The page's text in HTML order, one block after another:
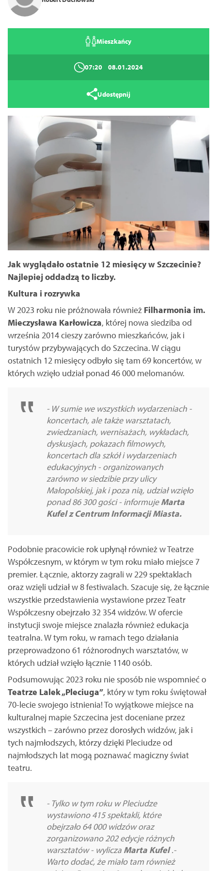
14
Zamknij
Mieszkańcy
07:20 08.01.2024
Udostępnij
Jak wyglądało ostatnie 12 miesięcy w Szczecinie?
Najlepiej oddadzą to liczby.
Kultura i rozrywka
W 2023 roku nie próżnowała również Filharmonia im.
Mieczysława Karłowicza, której nowa siedziba od
września 2014 cieszy zarówno mieszkańców, jak i
turystów przybywających do Szczecina. W ciągu
ostatnich 12 miesięcy odbyło się tam 69 koncertów, w
których wzięło udział ponad 46 000 melomanów.
- W sumie we wszystkich wydarzeniach -
koncertach, ale także warsztatach,
zwiedzaniach, wernisażach, wykładach,
dyskusjach, pokazach filmowych,
koncertach dla szkół i wydarzeniach
edukacyjnych - organizowanych
zarówno w siedzibie przy ulicy
Małopolskiej, jak i poza nią, udział wzięło
ponad 86 300 gości - informujeMarta
Kufel z Centrum Informacji Miasta.
Podobnie pracowicie rok upłynął również w Teatrze
Współczesnym, w którym w tym roku miało miejsce 7
premier. Łącznie, aktorzy zagrali w 229 spektaklach
oraz wzięli udział w 8 festiwalach. Szacuje się, że łącznie
wszystkie przedstawienia wystawione przez Teatr
Współczesny obejrzało 32 354 widzów. W ofercie
instytucji swoje miejsce znalazła również edukacja
teatralna. W tym roku, w ramach tego działania
przeprowadzono 61 różnorodnych warsztatów, w
których udział wzięło łącznie 1140 osób.
Podsumowując 2023 roku nie sposób nie wspomnieć o
Teatrze Lalek „Pleciuga”, który w tym roku świętował
70-lecie swojego istnienia! To wyjątkowe miejsce na
kulturalnej mapie Szczecina jest doceniane przez
wszystkich – zarówno przez dorosłych widzów, jak i
tych najmłodszych, którzy dzięki Pleciudze od
najmłodszych lat mogą poznawać magiczny świat
teatru.
- Tylko w tym roku w Pleciudze
wystawiono 415 spektakli, które
obejrzało 64 000 widzów oraz
zorganizowano 202 edycje różnych
warsztatów - wylicza Marta Kufel.-
Warto dodać, że miało tam również